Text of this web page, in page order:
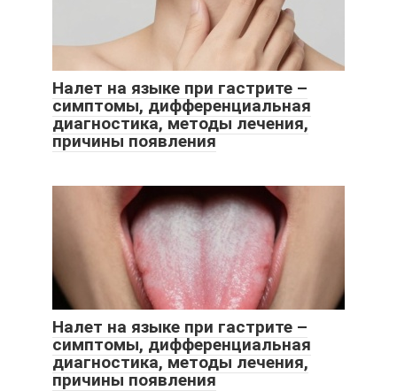
Налет на языке при гастрите –
симптомы, дифференциальная
диагностика, методы лечения,
причины появления
Налет на языке при гастрите –
симптомы, дифференциальная
диагностика, методы лечения,
причины появления